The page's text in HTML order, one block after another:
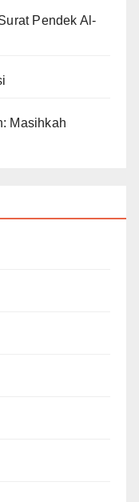
Pendek Al-
Masihkah